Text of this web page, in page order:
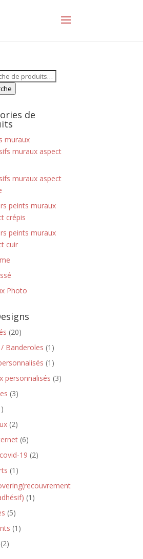
de
muraux
muraux aspect
muraux aspect
peints muraux
crépis
peints muraux
cuir
Photo
(20)
Banderoles (1)
(1)
personnalisés (3)
(3)
(2)
(6)
19 (2)
(1)
(1)
(5)
(1)
(2)